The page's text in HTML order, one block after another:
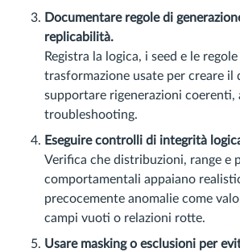
Documentare regole di
replicabilità.
Registra la logica, i seed e le regole
trasformazione usate per creare il
supportare rigenerazioni coerenti,
troubleshooting.
Eseguire controlli di integrità
Verifica che distribuzioni, range e
comportamentali appaiano
precocemente anomalie come
campi vuoti o relazioni rotte.
Usare masking o esclusioni per